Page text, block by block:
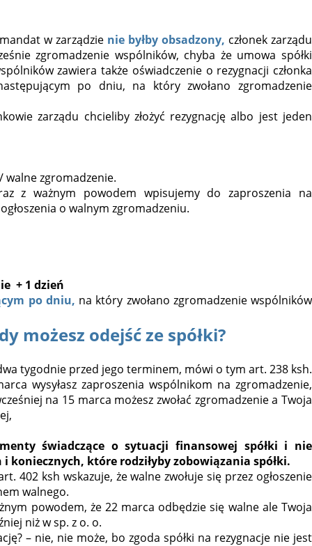
w zarządzie nie byłby obsadzony, członek zarządu
zgromadzenie wspólników, chyba że umowa spółki
zawiera także oświadczenie o rezygnacji członka
po dniu, na który zwołano zgromadzenie
zarządu chcieliby złożyć rezygnację albo jest jeden
walne zgromadzenie.
z ważnym powodem wpisujemy do zaproszenia na
o walnym zgromadzeniu.
+ 1 dzień
po dniu, na który zwołano zgromadzenie wspólników
możesz odejść ze spółki?
tygodnie przed jego terminem, mówi o tym art. 238 ksh.
wysyłasz zaproszenia wspólnikom na zgromadzenie,
na 15 marca możesz zwołać zgromadzenie a Twoja
świadczące o sytuacji finansowej spółki i nie
które rodziłyby zobowiązania spółki.
402 ksh wskazuje, że walne zwołuje się przez ogłoszenie
walnego.
powodem, że 22 marca odbędzie się walne ale Twoja
niż w sp. z o. o.
– nie, nie może, bo zgoda spółki na rezygnacje nie jest